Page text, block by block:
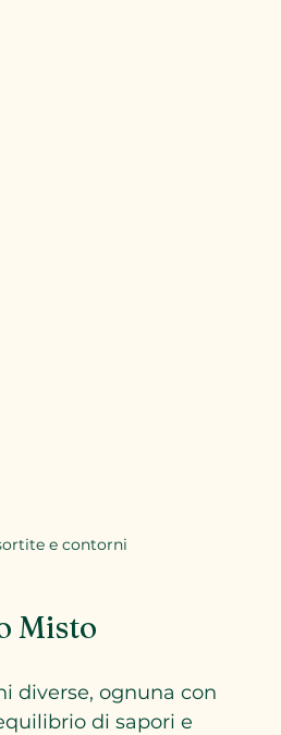
e contorni
Misto
diverse, ognuna con
di sapori e